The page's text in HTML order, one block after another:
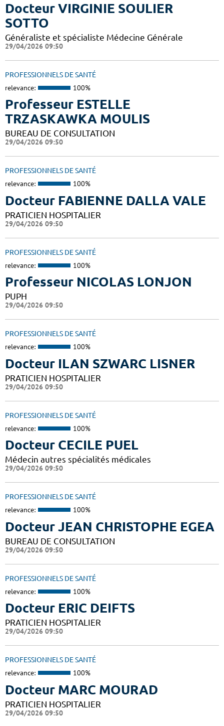
Docteur VIRGINIE SOULIER
SOTTO
Généraliste et spécialiste Médecine Générale
29/04/2026 09:50
PROFESSIONNELS DE SANTÉ
relevance: 100%
Professeur ESTELLE
TRZASKAWKA MOULIS
BUREAU DE CONSULTATION
29/04/2026 09:50
PROFESSIONNELS DE SANTÉ
relevance: 100%
Docteur FABIENNE DALLA VALE
PRATICIEN HOSPITALIER
29/04/2026 09:50
PROFESSIONNELS DE SANTÉ
relevance: 100%
Professeur NICOLAS LONJON
PUPH
29/04/2026 09:50
PROFESSIONNELS DE SANTÉ
relevance: 100%
Docteur ILAN SZWARC LISNER
PRATICIEN HOSPITALIER
29/04/2026 09:50
PROFESSIONNELS DE SANTÉ
relevance: 100%
Docteur CECILE PUEL
Médecin autres spécialités médicales
29/04/2026 09:50
PROFESSIONNELS DE SANTÉ
relevance: 100%
Docteur JEAN CHRISTOPHE EGEA
BUREAU DE CONSULTATION
29/04/2026 09:50
PROFESSIONNELS DE SANTÉ
relevance: 100%
Docteur ERIC DEIFTS
PRATICIEN HOSPITALIER
29/04/2026 09:50
PROFESSIONNELS DE SANTÉ
relevance: 100%
Docteur MARC MOURAD
PRATICIEN HOSPITALIER
29/04/2026 09:50